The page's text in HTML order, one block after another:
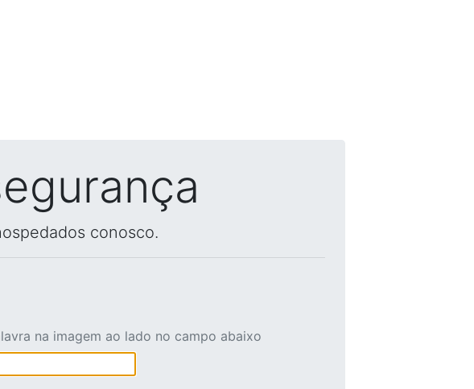
conosco.
na imagem ao lado no campo abaixo